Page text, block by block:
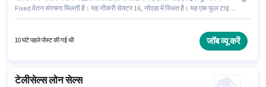
Fixed वेतन संरचना मिलती है। यह नौकरी सेक्टर 16, नोएडा में स्थित है। यह एक फुल टाइम
रूप से हायर कर रहा है। यह पद 0 - 3 वर्षो वर्ष के अनुभव वाले के लिए उपयुक्त है। आप प्रति
10 घंटे पहले पोस्ट की गई थी जॉब व्यू करें
टेलीसेल्स लोन सेल्स